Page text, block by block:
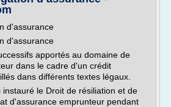
d'assurance
d'assurance
apportés au domaine de
dans le cadre d'un crédit
dans différents textes légaux.
instauré le Droit de résiliation et de
d'assurance emprunteur pendant